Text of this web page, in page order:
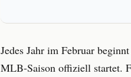
Jedes Jahr im Februar
MLB-Saison offiziell startet.